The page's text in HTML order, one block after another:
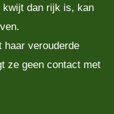
kwijt dan rijk is, kan
haar verouderde
ze geen contact met